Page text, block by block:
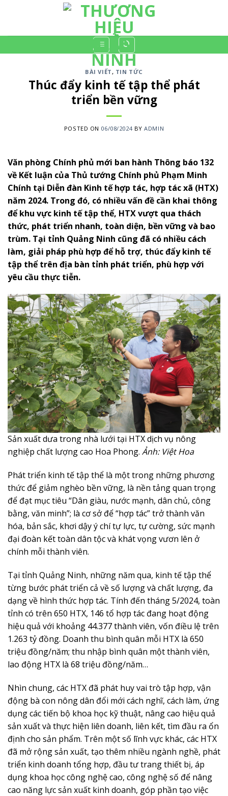
BÀI VIẾT, TIN TỨC
Thúc đẩy kinh tế tập thể phát
triển bền vững
POSTED ON 06/08/2024BYADMIN
Văn phòng Chính phủ mới ban hành Thông báo 132
về Kết luận của Thủ tướng Chính phủ Phạm Minh
Chính tại Diễn đàn Kinh tế hợp tác, hợp tác xã (HTX)
năm 2024. Trong đó, có nhiều vấn đề cần khai thông
để khu vực kinh tế tập thể, HTX vượt qua thách
thức, phát triển nhanh, toàn diện, bền vững và bao
trùm. Tại tỉnh Quảng Ninh cũng đã có nhiều cách
làm, giải pháp phù hợp để hỗ trợ, thúc đẩy kinh tế
tập thể trên địa bàn tỉnh phát triển, phù hợp với
yêu cầu thực tiễn.
Sản xuất dưa trong nhà lưới tại HTX dịch vụ nông
nghiệp chất lượng cao Hoa Phong. Ảnh: Việt Hoa
Phát triển kinh tế tập thể là một trong những phương
thức để giảm nghèo bền vững, là nền tảng quan trọng
để đạt mục tiêu “Dân giàu, nước mạnh, dân chủ, công
bằng, văn minh”; là cơ sở để “hợp tác” trở thành văn
hóa, bản sắc, khơi dậy ý chí tự lực, tự cường, sức mạnh
đại đoàn kết toàn dân tộc và khát vọng vươn lên ở
chính mỗi thành viên.
Tại tỉnh Quảng Ninh, những năm qua, kinh tế tập thể
từng bước phát triển cả về số lượng và chất lượng, đa
dạng về hình thức hợp tác. Tính đến tháng 5/2024, toàn
tỉnh có trên 650 HTX, 146 tổ hợp tác đang hoạt động
hiệu quả với khoảng 44.377 thành viên, vốn điều lệ trên
1.263 tỷ đồng. Doanh thu bình quân mỗi HTX là 650
triệu đồng/năm; thu nhập bình quân một thành viên,
lao động HTX là 68 triệu đồng/năm…
Nhìn chung, các HTX đã phát huy vai trò tập hợp, vận
động bà con nông dân đổi mới cách nghĩ, cách làm, ứng
dụng các tiến bộ khoa học kỹ thuật, nâng cao hiệu quả
sản xuất và thực hiện liên doanh, liên kết, tìm đầu ra ổn
định cho sản phẩm. Trên một số lĩnh vực khác, các HTX
đã mở rộng sản xuất, tạo thêm nhiều ngành nghề, phát
triển kinh doanh tổng hợp, đầu tư trang thiết bị, áp
dụng khoa học công nghệ cao, công nghệ số để nâng
cao năng lực sản xuất kinh doanh, góp phần tạo việc